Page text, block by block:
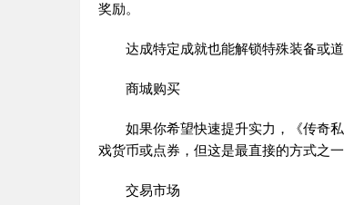
奖励。
达成特定成就也能解锁特殊装备或道
商城购买
如果你希望快速提升实力，《传奇
戏货币或点券，但这是最直接的方式之一
交易市场